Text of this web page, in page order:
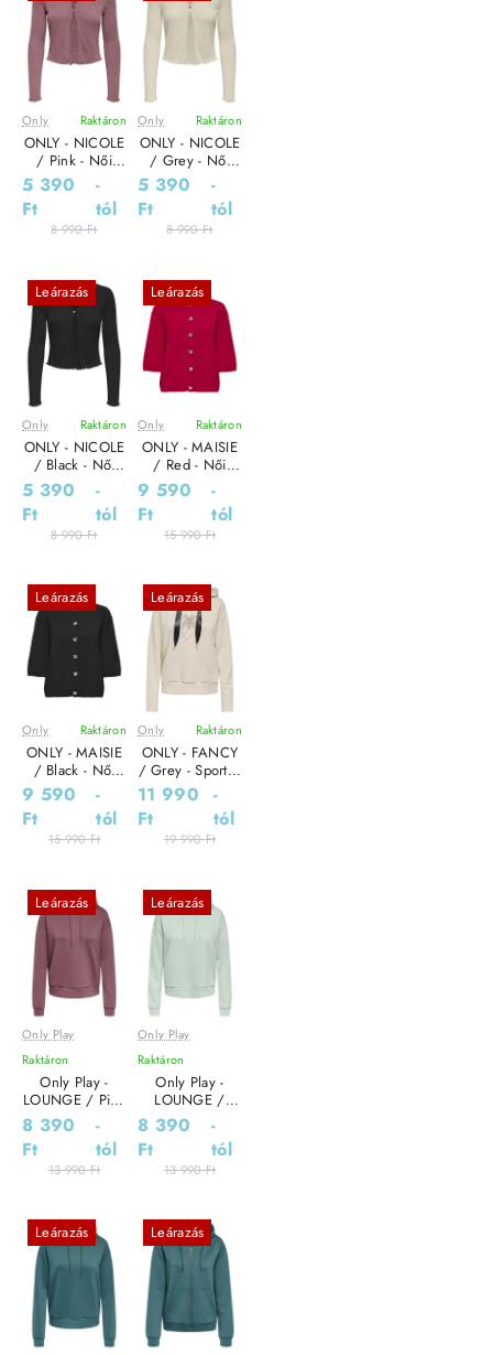
Only Raktáron
ONLY - NICOLE
/ Pink - Női
kardigán
5 390
Ft
-
tól
8 990 Ft
Only Raktáron
ONLY - NICOLE
/ Grey - Női
kardigán
5 390
Ft
-
tól
8 990 Ft
Leárazás
Only Raktáron
ONLY - NICOLE
/ Black - Női
kardigán
5 390
Ft
-
tól
8 990 Ft
Leárazás
Only Raktáron
ONLY - MAISIE
/ Red - Női
kardigán
9 590
Ft
-
tól
15 990 Ft
Leárazás
Only Raktáron
ONLY - MAISIE
/ Black - Női
kardigán
9 590
Ft
-
tól
15 990 Ft
Leárazás
Only Raktáron
ONLY - FANCY
/ Grey - Sportos
Női pulóver
11 990
Ft
-
tól
19 990 Ft
Leárazás
Only Play
Raktáron
Only Play -
LOUNGE / Pink
- Sportos Női
pulóver
8 390
Ft
-
tól
13 990 Ft
Leárazás
Only Play
Raktáron
Only Play -
LOUNGE /
Grey - Sportos
Női pulóver
8 390
Ft
-
tól
13 990 Ft
Leárazás Leárazás